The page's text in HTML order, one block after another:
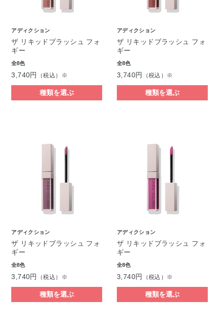
アディクション
ザ リキッドブラッシュ フォ
ギー
全8色
3,740円 （税込）※
種類を選ぶ
アディクション
ザ リキッドブラッシュ フォ
ギー
全8色
3,740円 （税込）※
種類を選ぶ
アディクション
ザ リキッドブラッシュ フォ
ギー
全8色
3,740円 （税込）※
種類を選ぶ
アディクション
ザ リキッドブラッシュ フォ
ギー
全8色
3,740円 （税込）※
種類を選ぶ